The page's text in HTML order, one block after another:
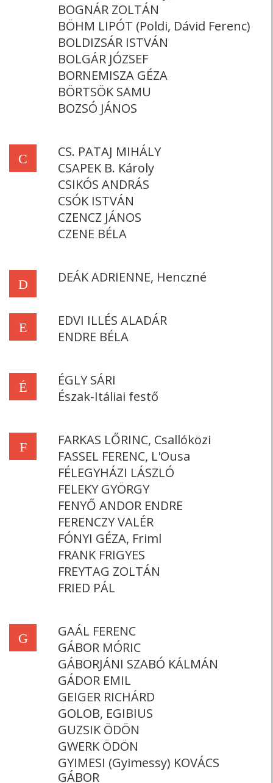
BOGNÁR ZOLTÁN
BÖHM LIPÓT (Poldi, Dávid Ferenc)
BOLDIZSÁR ISTVÁN
BOLGÁR JÓZSEF
BORNEMISZA GÉZA
BÖRTSÖK SAMU
BOZSÓ JÁNOS
C
CS. PATAJ MIHÁLY
CSAPEK B. Károly
CSIKÓS ANDRÁS
CSÓK ISTVÁN
CZENCZ JÁNOS
CZENE BÉLA
D DEÁK ADRIENNE, Henczné
E
EDVI ILLÉS ALADÁR
ENDRE BÉLA
É
ÉGLY SÁRI
Észak-Itáliai festő
F
FARKAS LŐRINC, Csallóközi
FASSEL FERENC, L'Ousa
FÉLEGYHÁZI LÁSZLÓ
FELEKY GYÖRGY
FENYŐ ANDOR ENDRE
FERENCZY VALÉR
FÓNYI GÉZA, Friml
FRANK FRIGYES
FREYTAG ZOLTÁN
FRIED PÁL
G
GAÁL FERENC
GÁBOR MÓRIC
GÁBORJÁNI SZABÓ KÁLMÁN
GÁDOR EMIL
GEIGER RICHÁRD
GOLOB, EGIBIUS
GUZSIK ÖDÖN
GWERK ÖDÖN
GYIMESI (Gyimessy) KOVÁCS
GÁBOR